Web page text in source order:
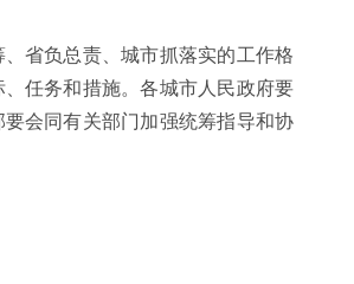
省负总责、城市抓落实的工作格
任务和措施。各城市人民政府要
会同有关部门加强统筹指导和协